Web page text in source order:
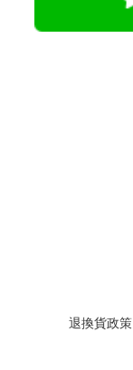
退換貨政策